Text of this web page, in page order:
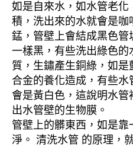
如是自來水，如水管老
積，洗出來的水就會是咖
錳，管壁上會結成黑色
一樣黑，有些洗出綠色
質，生鏽產生銅綠，如
合金的養化造成，有些
會是黃白色，這說明水
出水管壁的生物膜。
管壁上的髒東西，如是
淨。 清洗水管 的原理，